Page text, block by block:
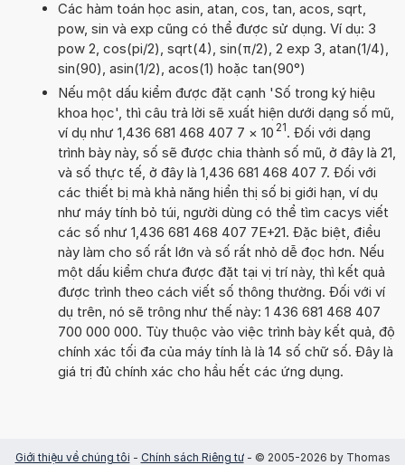
Các hàm toán học asin, atan, cos, tan, acos, sqrt,
pow, sin và exp cũng có thể được sử dụng. Ví dụ: 3
pow 2, cos(pi/2), sqrt(4), sin(π/2), 2 exp 3, atan(1/4),
sin(90), asin(1/2), acos(1) hoặc tan(90°)
Nếu một dấu kiểm được đặt cạnh 'Số trong ký hiệu
khoa học', thì câu trả lời sẽ xuất hiện dưới dạng số mũ,
ví dụ như 1,436 681 468 407 7 × 10 21. Đối với dạng
trình bày này, số sẽ được chia thành số mũ, ở đây là 21,
và số thực tế, ở đây là 1,436 681 468 407 7. Đối với
các thiết bị mà khả năng hiển thị số bị giới hạn, ví dụ
như máy tính bỏ túi, người dùng có thể tìm cacys viết
các số như 1,436 681 468 407 7E+21. Đặc biệt, điều
này làm cho số rất lớn và số rất nhỏ dễ đọc hơn. Nếu
một dấu kiểm chưa được đặt tại vị trí này, thì kết quả
được trình theo cách viết số thông thường. Đối với ví
dụ trên, nó sẽ trông như thế này: 1 436 681 468 407
700 000 000. Tùy thuộc vào việc trình bày kết quả, độ
chính xác tối đa của máy tính là là 14 số chữ số. Đây là
giá trị đủ chính xác cho hầu hết các ứng dụng.
Giới thiệu về chúng tôi - Chính sách Riêng tư- © 2005-2026 by Thomas